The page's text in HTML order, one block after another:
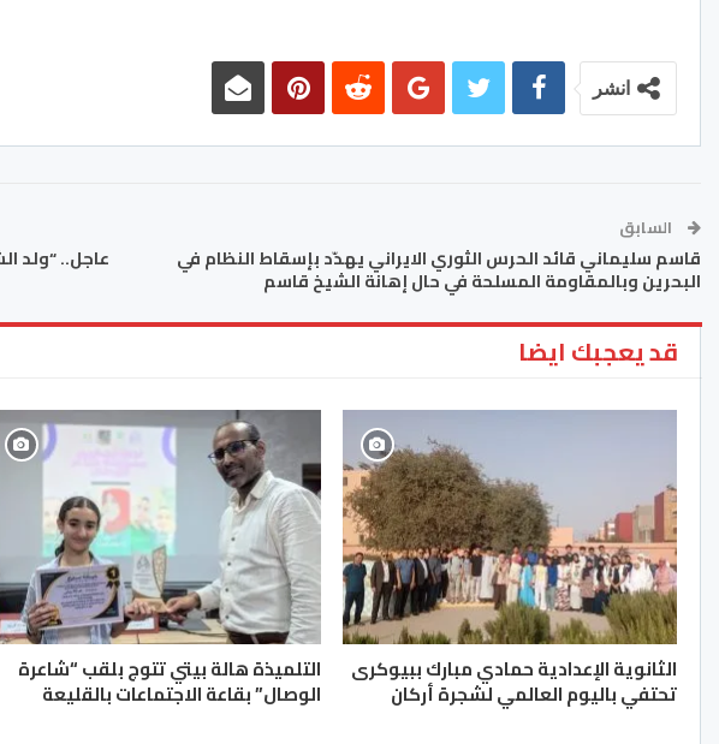
انشر
السابق
قاسم سليماني قائد الحرس الثوري الايراني يهدّد بإسقاط النظام في
البحرين وبالمقاومة المسلحة في حال إهانة الشيخ قاسم
عاجل.. “ولد
قد يعجبك ايضا
الثانوية الإعدادية حمادي مبارك ببيوكرى
تحتفي باليوم العالمي لشجرة أركان
التلميذة هالة بيتي تتوج بلقب “شاعرة
الوصال” بقاعة الاجتماعات بالقليعة